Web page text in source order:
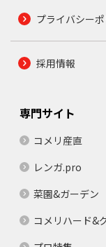
プライバシー
採用情報
専門サイト
コメリ産直
レンガ.pro
菜園&ガーデン
コメリハード&